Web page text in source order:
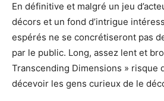
En définitive et malgré un jeu
décors et un fond d’intrigue
espérés ne se concrétiseront pas
par le public. Long, assez lent et
Transcending Dimensions » risque
décevoir les gens curieux de le